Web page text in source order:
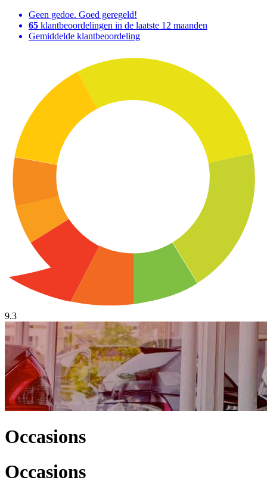
Geen gedoe. Goed geregeld!
65 klantbeoordelingen in de laatste 12 maanden
Gemiddelde klantbeoordeling
9.3
Occasions
Occasions